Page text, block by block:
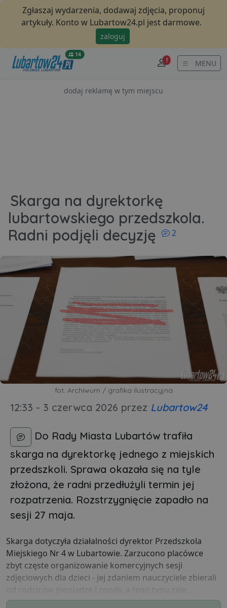
Zgłaszaj wydarzenia, dodawaj zdjęcia, proponuj
artykuły. Konto w Lubartow24.pl jest darmowe.
zaloguj
14
! MENU
dodaj reklamę w tym miejscu
Skarga na dyrektorkę
lubartowskiego przedszkola.
Radni podjęli decyzję
2
komentarzy
fot. Archiwum / grafika ilustracyjna
12:33 - 3 czerwca 2026 przez Lubartow24
Do Rady Miasta Lubartów trafiła
skarga na dyrektorkę jednego z miejskich
przedszkoli. Sprawa okazała się na tyle
złożona, że radni przedłużyli termin jej
rozpatrzenia. Rozstrzygnięcie zapadło na
sesji 27 maja.
Skarga dotyczyła działalności dyrektor Przedszkola
Miejskiego Nr 4 w Lubartowie. Zarzucono placówce
zbyt częste organizowanie komercyjnych sesji
zdjęciowych dla dzieci - jej zdaniem nauczyciele zbierali
od rodziców pieniądze i zgody, a tego typu zaję…